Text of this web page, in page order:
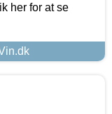
her for at se